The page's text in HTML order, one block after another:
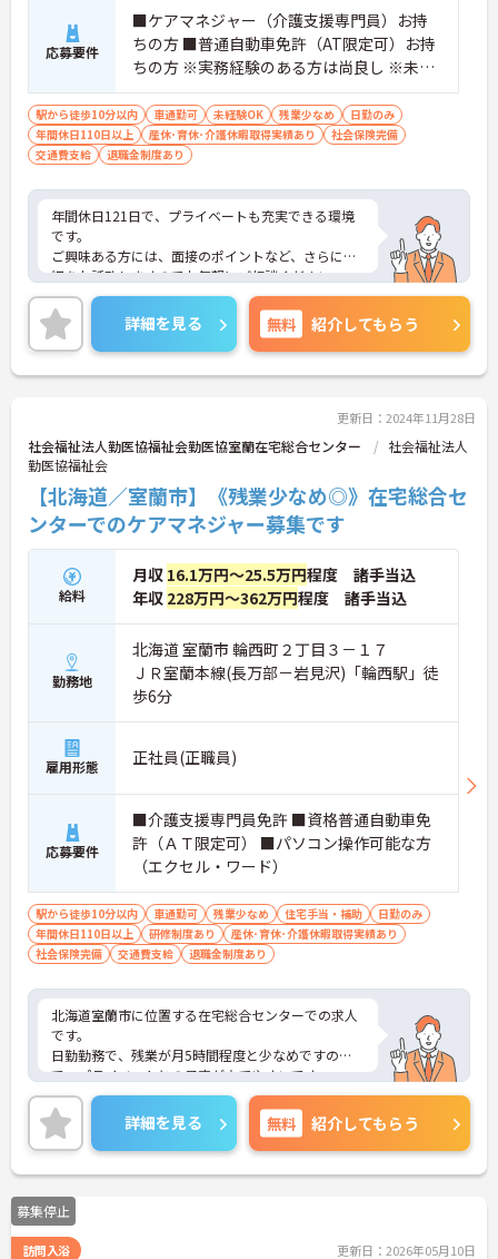
応募要件
■ケアマネジャー（介護支援専門員）お持
ちの方 ■普通自動車免許（AT限定可）お持
ちの方 ※実務経験のある方は尚良し ※未経
験者応相談
駅から徒歩10分以内 車通勤可 未経験OK 残業少なめ
日勤のみ
年間休日110日以上
産休･育休･介護休暇取得実績あり
社会保険完備
交通費支給
退職金制度あり
年間休日121日で、プライベートも充実できる環境
です。
ご興味ある方には、面接のポイントなど、さらに詳
細をお話致しますのでお気軽にご相談ください。
詳細を見る 無料 紹介してもらう
更新日：2024年11月28日
社会福祉法人勤医協福祉会勤医協室蘭在宅総合センター
社会福祉法人
勤医協福祉会
【北海道／室蘭市】《残業少なめ◎》在宅総合セ
ンターでのケアマネジャー募集です
給料
月収 16.1万円～25.5万円程度 諸手当込
年収 228万円～362万円程度 諸手当込
勤務地
北海道 室蘭市 輪西町２丁目３－１７
ＪＲ室蘭本線(長万部－岩見沢)「輪西駅」徒
歩6分
雇用形態 正社員(正職員)
応募要件
■介護支援専門員免許 ■資格普通自動車免
許（ＡＴ限定可） ■パソコン操作可能な方
（エクセル・ワード）
駅から徒歩10分以内 車通勤可 残業少なめ 住宅手当・補助
日勤のみ
年間休日110日以上
研修制度あり
産休･育休･介護休暇取得実績あり
社会保険完備
交通費支給 退職金制度あり
北海道室蘭市に位置する在宅総合センターでの求人
です。
日勤勤務で、残業が月5時間程度と少なめですの
で、プライベートとの予定が立てやすいです。
ご興味のある方は、お気軽にお問い合わせくださ
い。
詳細を見る 無料 紹介してもらう
募集停止
訪問入浴 更新日：2026年05月10日